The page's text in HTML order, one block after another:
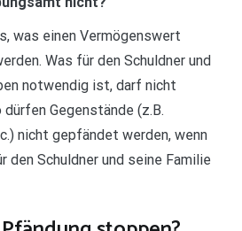
was einen Vermögenswert
Was für den Schuldner und
notwendig ist, darf nicht
Gegenstände (z.B.
nicht gepfändet werden, wenn
den Schuldner und seine Familie